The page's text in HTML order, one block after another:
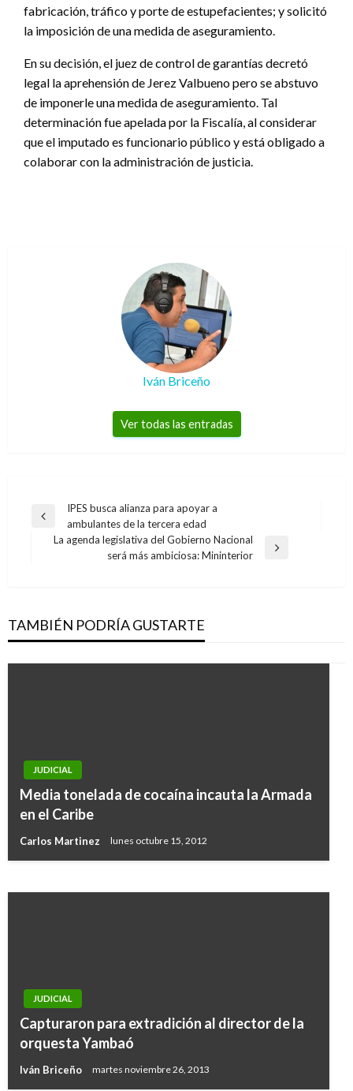
fabricación, tráfico y porte de estupefacientes; y solicitó
la imposición de una medida de aseguramiento.
En su decisión, el juez de control de garantías decretó
legal la aprehensión de Jerez Valbueno pero se abstuvo
de imponerle una medida de aseguramiento. Tal
determinación fue apelada por la Fiscalía, al considerar
que el imputado es funcionario público y está obligado a
colaborar con la administración de justicia.
Iván Briceño
Ver todas las entradas
Navegación
Entrada
anterior
IPES busca alianza para apoyar a
ambulantes de la tercera edad
La agenda legislativa del Gobierno Nacional
será más ambiciosa: Mininterior
TAMBIÉN PODRÍA GUSTARTE
JUDICIAL
Media tonelada de cocaína incauta la Armada
en el Caribe
Carlos Martinez lunes octubre 15, 2012
JUDICIAL
Incautado arsenal de guerra destinado a la
conformación de una célula urbana del ELN en
JUDICIAL
Capturaron para extradición al director de la
orquesta Yambaó
Iván Briceño martes noviembre 26, 2013